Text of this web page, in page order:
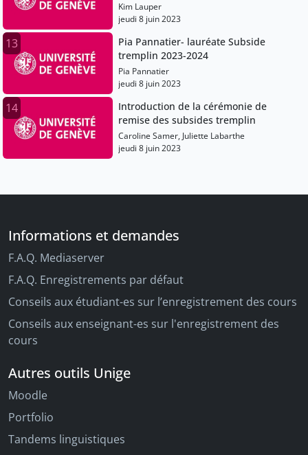
Kim Lauper
jeudi 8 juin 2023
13
Pia Pannatier- lauréate Subside
tremplin 2023-2024
Pia Pannatier
jeudi 8 juin 2023
14
Introduction de la cérémonie de
remise des subsides tremplin
Caroline Samer, Juliette Labarthe
jeudi 8 juin 2023
Informations et demandes
F.A.Q. Mediaserver
F.A.Q. Enregistrements par défaut
Conseils aux étudiant-es sur l’enregistrement des cours
Conseils aux enseignant-es sur l'enregistrement des
cours
Autres outils Unige
Moodle
Portfolio
Tandems linguistiques